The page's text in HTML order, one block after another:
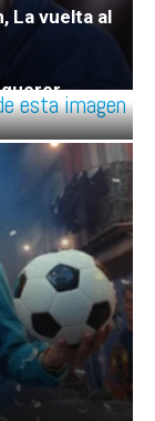
La vuelta al
querer